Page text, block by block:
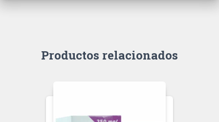
Productos relacionados